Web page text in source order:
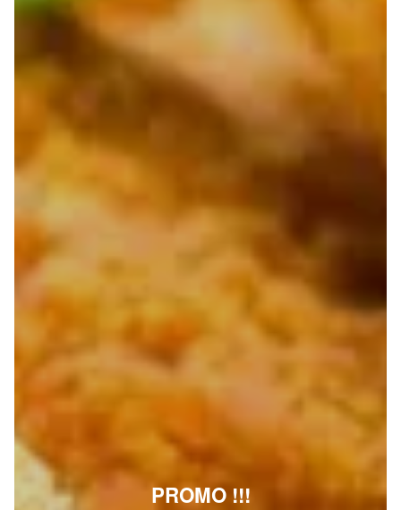
PROMO !!!